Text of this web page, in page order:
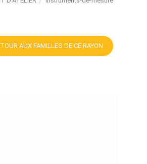
AUX FAMILLES DE CE RAYON